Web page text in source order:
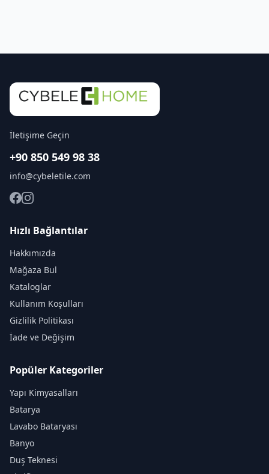
İletişime Geçin
+90 850 549 98 38
info@cybeletile.com
Hızlı Bağlantılar
Hakkımızda
Mağaza Bul
Kataloglar
Kullanım Koşulları
Gizlilik Politikası
İade ve Değişim
Popüler Kategoriler
Yapı Kimyasalları
Batarya
Lavabo Bataryası
Banyo
Duş Teknesi